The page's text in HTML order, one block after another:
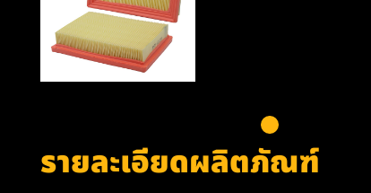
รายละเอียดผลิตภัณฑ์